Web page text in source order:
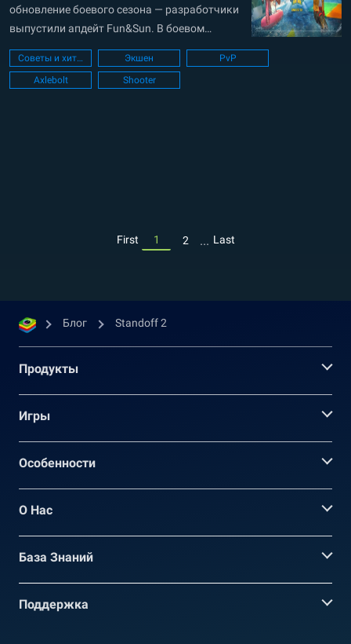
обновление боевого сезона — разработчики
выпустили апдейт Fun&Sun. В боевом
пропуске можно было выбить коллекцию
скинов для оружия и ножей — по шесть на
каждый кейс. В гайде BlueStacks рассмотрим
Советы и хитрости Экшен
PvP
Axlebolt
Shooter
First 1 2 ... Last
Блог Standoff 2
Продукты
Игры
Oсобенности
О Нас
База Знаний
Поддержка